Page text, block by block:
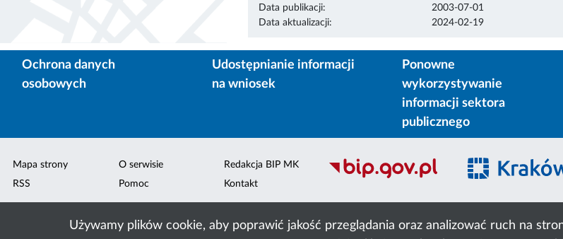
Używamy plików cookie, aby poprawić jakość przeglądania oraz analizować ruch na
Data publikacji:
2003-07-01
Data aktualizacji:
2024-02-19
Ochrona danych
osobowych
Udostępnianie informacji
na wniosek
Ponowne
wykorzystywanie
informacji sektora
publicznego
Mapa strony
RSS
O serwisie
Pomoc
Redakcja BIP MK
Kontakt